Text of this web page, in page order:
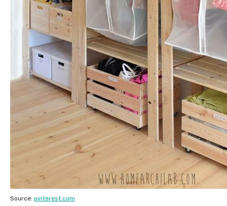
Source: pinterest.com